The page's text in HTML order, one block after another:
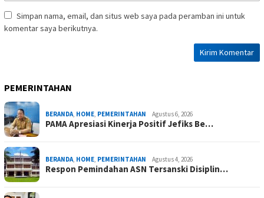
Simpan nama, email, dan situs web saya pada peramban ini untuk
komentar saya berikutnya.
PEMERINTAHAN
BERANDA HOME PEMERINTAHAN Agustus 6, 2026
PAMA Apresiasi Kinerja Positif Jefiks Be…
BERANDA HOME PEMERINTAHAN Agustus 4, 2026
Respon Pemindahan ASN Tersanski Disiplin…